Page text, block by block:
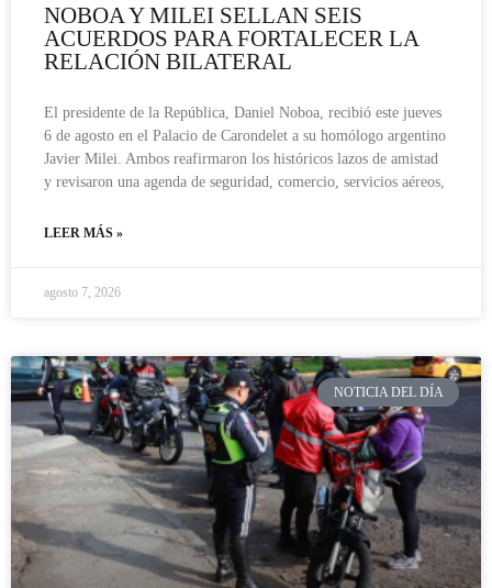
NOBOA Y MILEI SELLAN SEIS
ACUERDOS PARA FORTALECER LA
RELACIÓN BILATERAL
El presidente de la República, Daniel Noboa, recibió este jueves
6 de agosto en el Palacio de Carondelet a su homólogo argentino
Javier Milei. Ambos reafirmaron los históricos lazos de amistad
y revisaron una agenda de seguridad, comercio, servicios aéreos,
LEER MÁS »
agosto 7, 2026
NOTICIA DEL DÍA